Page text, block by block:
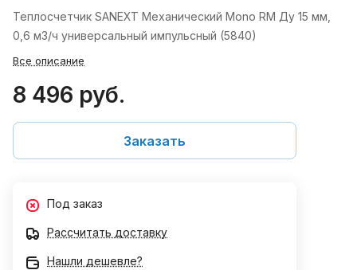
Теплосчетчик SANEXT Механический Mono RM Ду 15 мм,
0,6 м3/ч универсальный импульсный (5840)
Все описание
8 496 руб.
Заказать
Под заказ
Рассчитать доставку
Нашли дешевле?